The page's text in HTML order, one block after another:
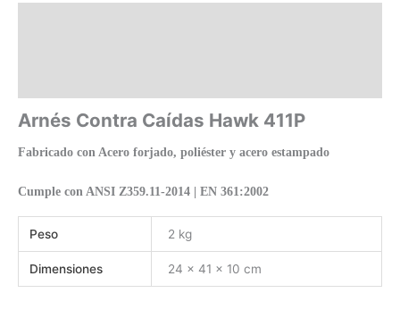
Arnés Contra Caídas Hawk 411P
Fabricado con Acero forjado, poliéster y acero estampado
Cumple con ANSI Z359.11-2014 | EN 361:2002
Peso 2 kg
Dimensiones 24 × 41 × 10 cm